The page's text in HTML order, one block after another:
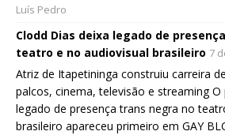
Luís Pedro
Clodd Dias deixa legado de
teatro e no audiovisual brasileiro 7
Atriz de Itapetininga construiu carreira
palcos, cinema, televisão e streaming
legado de presença trans negra no
brasileiro apareceu primeiro em GAY